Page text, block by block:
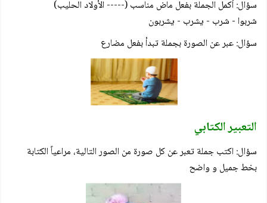
سؤال: أكمل الجملة بفعل ماض مناسب (----- الأولاد الحليب)
شربوا - شرب - يشرب - يشربون
سؤال: عبر عن الصورة بجملة تبدأ بفعل مضارع
التعبير الكتابي
سؤال: اكتب جملة تعبر عن كل صورة من الصور التالية، مراعياً الكتابة
بخط جميل و واضح